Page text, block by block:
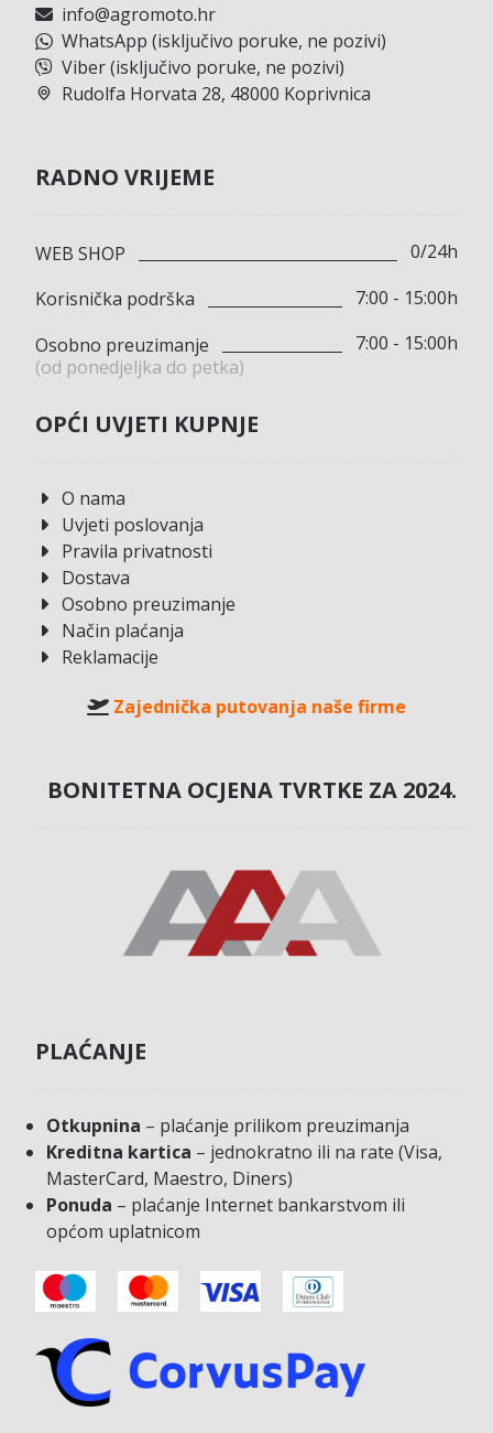
info@agromoto.hr
WhatsApp (isključivo poruke, ne pozivi)
Viber (isključivo poruke, ne pozivi)
Rudolfa Horvata 28, 48000 Koprivnica
RADNO VRIJEME
WEB SHOP
0/24h
Korisnička podrška
7:00 - 15:00h
Osobno preuzimanje
(od ponedjeljka do petka)
7:00 - 15:00h
OPĆI UVJETI KUPNJE
O nama
Uvjeti poslovanja
Pravila privatnosti
Dostava
Osobno preuzimanje
Način plaćanja
Reklamacije
Zajednička putovanja naše firme
BONITETNA OCJENA TVRTKE ZA 2024.
PLAĆANJE
Otkupnina – plaćanje prilikom preuzimanja
Kreditna kartica – jednokratno ili na rate (Visa,
MasterCard, Maestro, Diners)
Ponuda – plaćanje Internet bankarstvom ili
općom uplatnicom